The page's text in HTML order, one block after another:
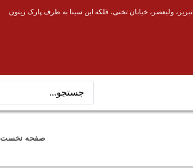
تبریز، ولیعصر، خیابان تختی، فلکه ابن سینا به طرف پارک زیتون
صفحه نخست